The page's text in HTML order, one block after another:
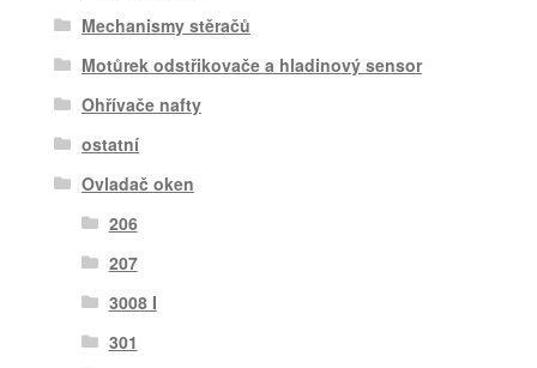
Mechanismy stěračů
Motůrek odstřikovače a hladinový sensor
Ohřívače nafty
ostatní
Ovladač oken
206
207
3008 I
301